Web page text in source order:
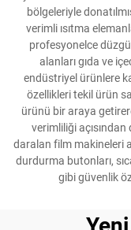
Haberler
Bize Ulaşın
bölgeleriyle
verimli ısıtma
profesyonelce
alanları gıda ve
endüstriyel ürünlere
özellikleri tekil ürün
ürünü bir araya
verimliliği açısından
daralan film makineleri
durdurma butonları,
gibi güvenlik